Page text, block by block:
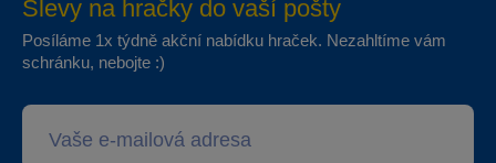
Slevy na hračky do vaší pošty
Posíláme 1x týdně akční nabídku hraček. Nezahltíme vám
schránku, nebojte :)